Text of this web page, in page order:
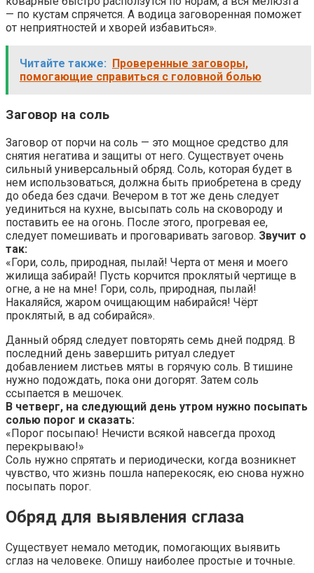
— по кустам спрячется. А водица заговоренная поможет
от неприятностей и хворей избавиться».
Читайте также: Проверенные заговоры,
помогающие справиться с головной болью
Заговор на соль
Заговор от порчи на соль — это мощное средство для
снятия негатива и защиты от него. Существует очень
сильный универсальный обряд. Соль, которая будет в
нем использоваться, должна быть приобретена в среду
до обеда без сдачи. Вечером в тот же день следует
уединиться на кухне, высыпать соль на сковороду и
поставить ее на огонь. После этого, прогревая ее,
следует помешивать и проговаривать заговор. Звучит о
так:
«Гори, соль, природная, пылай! Черта от меня и моего
жилища забирай! Пусть корчится проклятый чертище в
огне, а не на мне! Гори, соль, природная, пылай!
Накаляйся, жаром очищающим набирайся! Чёрт
проклятый, в ад собирайся».
Данный обряд следует повторять семь дней подряд. В
последний день завершить ритуал следует
добавлением листьев мяты в горячую соль. В тишине
нужно подождать, пока они догорят. Затем соль
ссыпается в мешочек.
В четверг, на следующий день утром нужно посыпать
солью порог и сказать:
«Порог посыпаю! Нечисти всякой навсегда проход
перекрываю!»
Соль нужно спрятать и периодически, когда возникнет
чувство, что жизнь пошла наперекосяк, ею снова нужно
посыпать порог.
Обряд для выявления сглаза
Существует немало методик, помогающих выявить
сглаз на человеке. Опишу наиболее простые и точные.